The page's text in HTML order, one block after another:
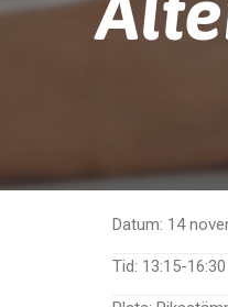
Datum: 14
Tid: 13:15-16:30